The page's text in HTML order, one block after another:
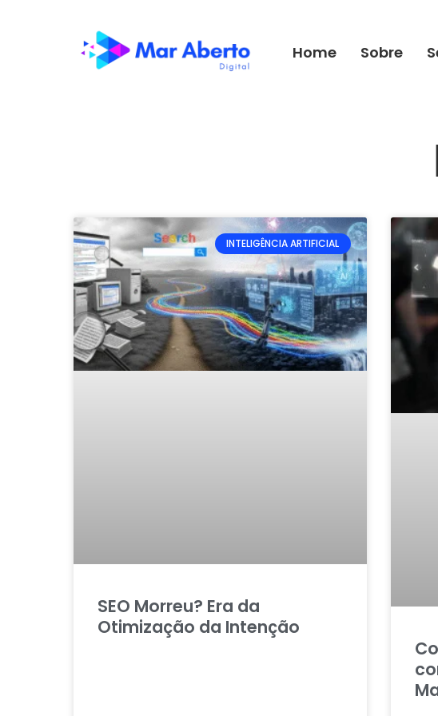
Home Sobre
INTELIGÊNCIA ARTIFICIAL
SEO Morreu? Era da
Otimização da Intenção